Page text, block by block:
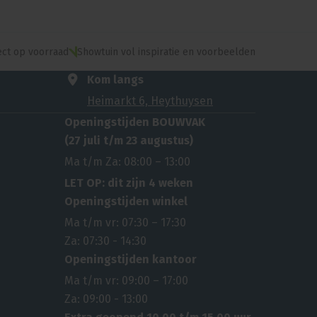
op voorraad Showtuin vol inspiratie en voorbeelden
Kom langs
Heimarkt 6, Heythuysen
Openingstijden BOUWVAK
(27 juli t/m 23 augustus)
Ma t/m Za: 08:00 – 13:00
LET OP: dit zijn 4 weken
Openingstijden winkel
Ma t/m vr: 07:30 – 17:30
Za: 07:30 - 14:30
Openingstijden kantoor
Ma t/m vr: 09:00 – 17:00
Za: 09:00 - 13:00